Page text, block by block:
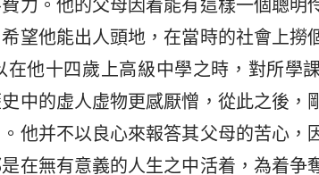
力。他的父母因着能有這樣一個聰明
望他能出人頭地，在當時的社會上撈
他十四歲上高級中學之時，對所學
中的虚人虚物更感厭憎，從此之後，
他并不以良心來報答其父母的苦心，
在無有意義的人生之中活着，為着争